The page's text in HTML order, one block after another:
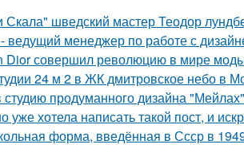
Скала" шведский мастер Теодор
ведущий менеджер по работе с
Dior совершил революцию в мире
24 м 2 в ЖК дмитровское небо в
продуманного дизайна
хотела написать такой пост, и
форма, введённая в Ссср в